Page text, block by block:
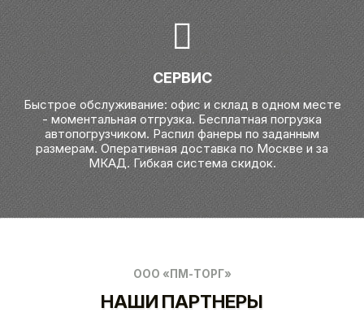
СЕРВИС
Быстрое обслуживание: офис и склад в одном месте
- моментальная отгрузка. Бесплатная погрузка
автопогрузчиком. Распил фанеры по заданным
размерам. Оперативная доставка по Москве и за
МКАД. Гибкая система скидок.
ООО «ПМ-ТОРГ»
НАШИ ПАРТНЕРЫ